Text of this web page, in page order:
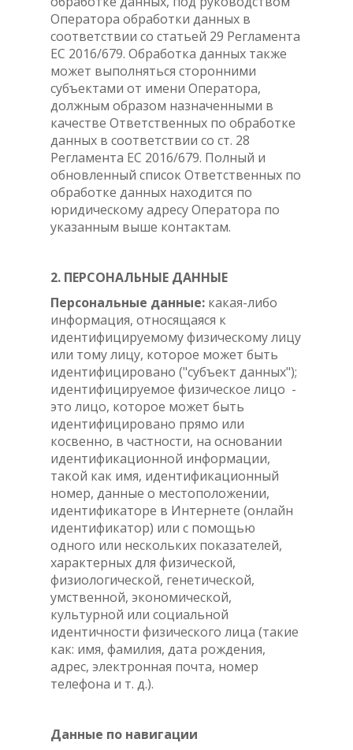
Оператора обработки данных в
соответствии со статьей 29 Регламента
ЕС 2016/679. Обработка данных также
может выполняться сторонними
субъектами от имени Оператора,
должным образом назначенными в
качестве Ответственных по обработке
данных в соответствии со ст. 28
Регламента ЕС 2016/679. Полный и
обновленный список Ответственных по
обработке данных находится по
юридическому адресу Оператора по
указанным выше контактам.
2. ПЕРСОНАЛЬНЫЕ ДАННЫЕ
Персональные данные: какая-либо
информация, относящаяся к
идентифицируемому физическому лицу
или тому лицу, которое может быть
идентифицировано ("субъект данных");
идентифицируемое физическое лицо -
это лицо, которое может быть
идентифицировано прямо или
косвенно, в частности, на основании
идентификационной информации,
такой как имя, идентификационный
номер, данные о местоположении,
идентификаторе в Интернете (онлайн
идентификатор) или с помощью
одного или нескольких показателей,
характерных для физической,
физиологической, генетической,
умственной, экономической,
культурной или социальной
идентичности физического лица (такие
как: имя, фамилия, дата рождения,
адрес, электронная почта, номер
телефона и т. д.).
Данные по навигации